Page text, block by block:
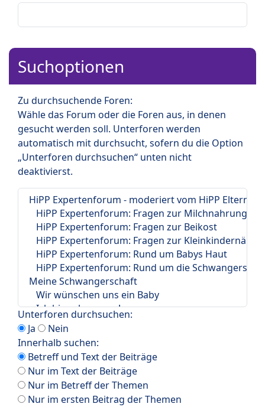
Suchoptionen
Zu durchsuchende Foren:
Wähle das Forum oder die Foren aus, in denen
gesucht werden soll. Unterforen werden
automatisch mit durchsucht, sofern du die Option
„Unterforen durchsuchen“ unten nicht
deaktivierst.
Unterforen durchsuchen:
Ja
Nein
Innerhalb suchen:
Betreff und Text der Beiträge
Nur im Text der Beiträge
Nur im Betreff der Themen
Nur im ersten Beitrag der Themen